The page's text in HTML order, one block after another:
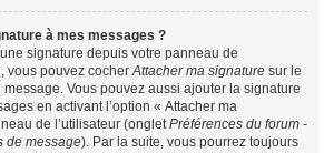
à mes messages ?
signature depuis votre panneau de
vous pouvez cocherAttacher ma signature sur le
Vous pouvez aussi ajouter la signature
en activant l’option « Attacher ma
de l’utilisateur (ongletPréférences du forum -
de message). Par la suite, vous pourrez toujours